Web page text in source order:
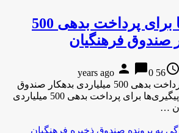
آخرین پیگیری‌ها برای پرداخت بدهی 500
صندوق فرهنگیان
access_time
56 years ago
person chat_bubble0
آخرین پیگیری‌ها برای پرداخت بدهی 500 میلیاردی بدهکار صندوق
فرهنگیانسیمرغ آخرین پیگیری‌ها برای پرداخت بدهی 500 میلیاردی
…